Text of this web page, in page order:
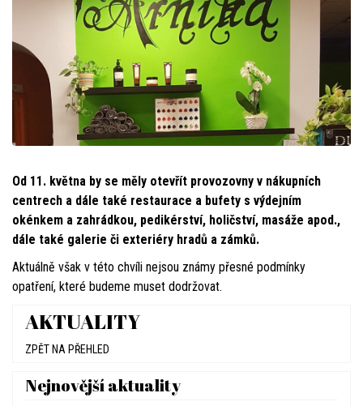
Od 11. května by se měly otevřít provozovny v nákupních
centrech a dále také restaurace a bufety s výdejním
okénkem a zahrádkou, pedikérství, holičství, masáže apod.,
dále také galerie či exteriéry hradů a zámků.
Aktuálně však v této chvíli nejsou známy přesné podmínky
opatření, které budeme muset dodržovat.
AKTUALITY
ZPĚT NA PŘEHLED
Nejnovější aktuality